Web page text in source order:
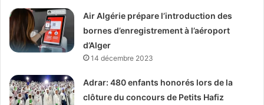
Air Algérie prépare l’introduction des
bornes d’enregistrement à l’aéroport
d’Alger
14 décembre 2023
Adrar: 480 enfants honorés lors de la
clôture du concours de Petits Hafiz